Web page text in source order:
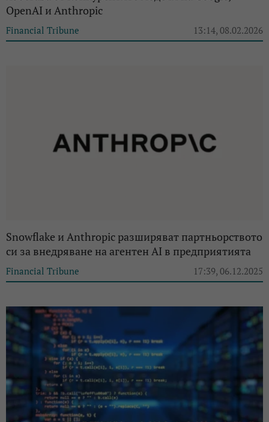
OpenAI и Anthropic
Financial Tribune 13:14, 08.02.2026
Snowflake и Anthropic разширяват партньорството
си за внедряване на агентен AI в предприятията
Financial Tribune 17:39, 06.12.2025